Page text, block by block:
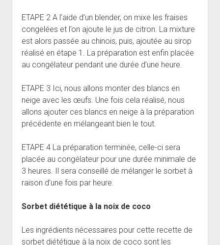
ETAPE 2 A l’aide d’un blender, on mixe les fraises
congelées et l’on ajoute le jus de citron. La mixture
est alors passée au chinois, puis, ajoutée au sirop
réalisé en étape 1. La préparation est enfin placée
au congélateur pendant une durée d’une heure.
ETAPE 3 Ici, nous allons monter des blancs en
neige avec les œufs. Une fois cela réalisé, nous
allons ajouter ces blancs en neige à la préparation
précédente en mélangeant bien le tout.
ETAPE 4 La préparation terminée, celle-ci sera
placée au congélateur pour une durée minimale de
3 heures. Il sera conseillé de mélanger le sorbet à
raison d’une fois par heure.
Sorbet diététique à la noix de coco
Les ingrédients nécessaires pour cette recette de
sorbet diététique à la noix de coco sont les